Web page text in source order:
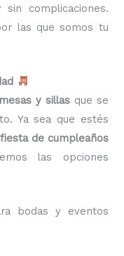
complicaciones.
las que somos tu
mesas y sillasque se
Ya sea que estés
fiesta de cumpleaños
las opciones
bodas y eventos